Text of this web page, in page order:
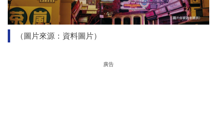
（圖片來源：資料圖片）
廣告